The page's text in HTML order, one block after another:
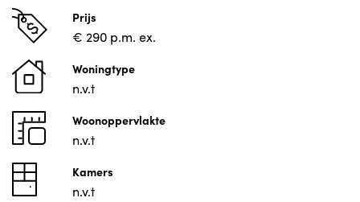
Prijs
€ 290 p.m. ex.
Woningtype
n.v.t
Woonoppervlakte
n.v.t
Kamers
n.v.t